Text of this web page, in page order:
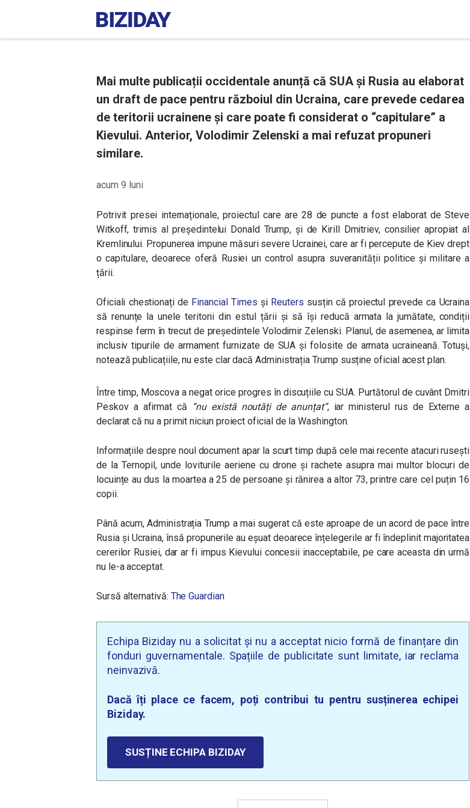
Mai multe publicații occidentale anunță că SUA și Rusia au elaborat
un draft de pace pentru războiul din Ucraina, care prevede cedarea
de teritorii ucrainene și care poate fi considerat o “capitulare” a
Kievului. Anterior, Volodimir Zelenski a mai refuzat propuneri
similare.
acum 9 luni
Potrivit presei internaționale, proiectul care are 28 de puncte a fost elaborat de Steve
Witkoff, trimis al președintelui Donald Trump, și de Kirill Dmitriev, consilier apropiat al
Kremlinului. Propunerea impune măsuri severe Ucrainei, care ar fi percepute de Kiev drept
o capitulare, deoarece oferă Rusiei un control asupra suveranității politice și militare a
țării.
Oficiali chestionați de Financial Times și Reuters susțin că proiectul prevede ca Ucraina
să renunțe la unele teritorii din estul țării și să își reducă armata la jumătate, condiții
respinse ferm în trecut de președintele Volodimir Zelenski. Planul, de asemenea, ar limita
inclusiv tipurile de armament furnizate de SUA și folosite de armata ucraineană. Totuși,
notează publicațiile, nu este clar dacă Administrația Trump susține oficial acest plan.
Între timp, Moscova a negat orice progres în discuțiile cu SUA. Purtătorul de cuvânt Dmitri
Peskov a afirmat că
“nu există noutăți de anunțat”, iar ministerul rus de Externe a
declarat că nu a primit niciun proiect oficial de la Washington.
Informațiile despre noul document apar la scurt timp după cele mai recente atacuri rusești
de la Ternopil, unde loviturile aeriene cu drone și rachete asupra mai multor blocuri de
locuințe au dus la moartea a 25 de persoane și rănirea a altor 73, printre care cel puțin 16
copii.
Până acum, Administrația Trump a mai sugerat că este aproape de un acord de pace între
Rusia și Ucraina, însă propunerile au eșuat deoarece înțelegerile ar fi îndeplinit majoritatea
cererilor Rusiei, dar ar fi impus Kievului concesii inacceptabile, pe care aceasta din urmă
nu le-a acceptat.
Sursă alternativă: The Guardian
Echipa Biziday nu a solicitat și nu a acceptat nicio formă de finanțare din
fonduri guvernamentale. Spațiile de publicitate sunt limitate, iar reclama
neinvazivă.
Dacă îți place ce facem, poți contribui tu pentru susținerea echipei
Biziday.
SUSȚINE ECHIPA BIZIDAY